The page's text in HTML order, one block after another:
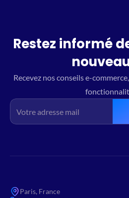
Restez informé
Recevez nos conseils e-
Paris, France